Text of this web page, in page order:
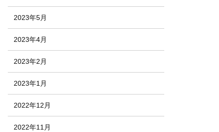
2023年5月
2023年4月
2023年2月
2023年1月
2022年12月
2022年11月